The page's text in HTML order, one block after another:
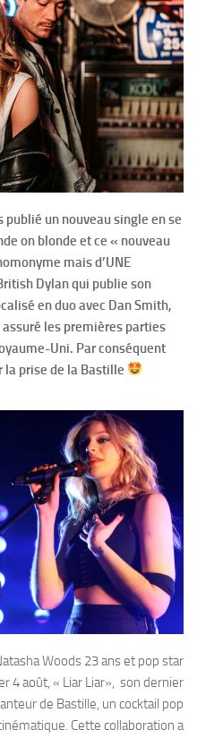
publié un nouveau single en se
on blonde et ce « nouveau
mais d’UNE
Dylan qui publie son
en duo avec Dan Smith,
les premières parties
Uni. Par conséquent
prise de la Bastille
Woods 23 ans et pop star
4 août, « Liar Liar», son dernier
de Bastille, un cocktail pop
Cette collaboration a